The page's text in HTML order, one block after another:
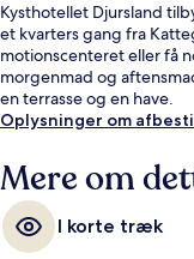
Kysthotellet Djursland
et kvarters gang fra
motionscenteret eller få
morgenmad og
en terrasse og en have.
Oplysninger om
Mere om
I korte træk